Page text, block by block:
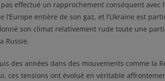
effectué un rapprochement conséquent avec
l’Europe entière de son gaz, et l’Ukraine est
son climat relativement rude toute une
Russie.
des années dans des mouvements comme la
ces tensions ont évolué en véritable